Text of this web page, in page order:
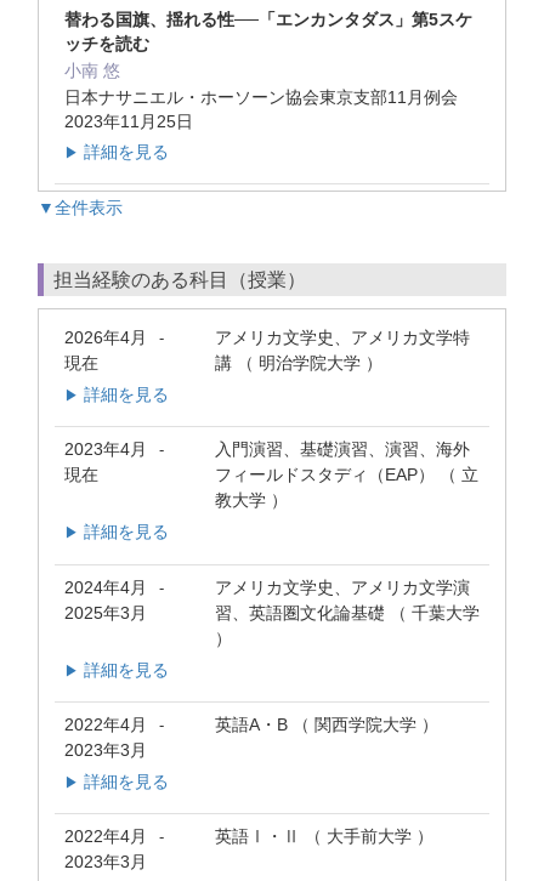
替わる国旗、揺れる性──「エンカンタダス」第5スケ
ッチを読む
小南 悠
日本ナサニエル・ホーソーン協会東京支部11月例会
2023年11月25日
▶ 詳細を見る
▼全件表示
担当経験のある科目（授業）
2026年4月 -
現在
アメリカ文学史、アメリカ文学特
講 （ 明治学院大学 ）
▶ 詳細を見る
2023年4月 -
現在
入門演習、基礎演習、演習、海外
フィールドスタディ（EAP） （ 立
教大学 ）
▶ 詳細を見る
2024年4月 -
2025年3月
アメリカ文学史、アメリカ文学演
習、英語圏文化論基礎 （ 千葉大学
）
▶ 詳細を見る
2022年4月 -
2023年3月
英語A・B （ 関西学院大学 ）
▶ 詳細を見る
2022年4月 -
2023年3月
英語Ⅰ・Ⅱ （ 大手前大学 ）